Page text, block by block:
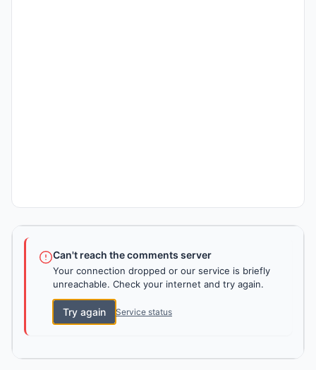
Can't reach the comments server
Your connection dropped or our service is briefly
unreachable. Check your internet and try again.
Try again Service status